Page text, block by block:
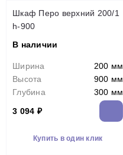
Шкаф Перо верхний 200/1
h-900
В наличии
Ширина
200 мм
Высота
900 мм
Глубина
300 мм
3 094 ₽
Купить в один клик